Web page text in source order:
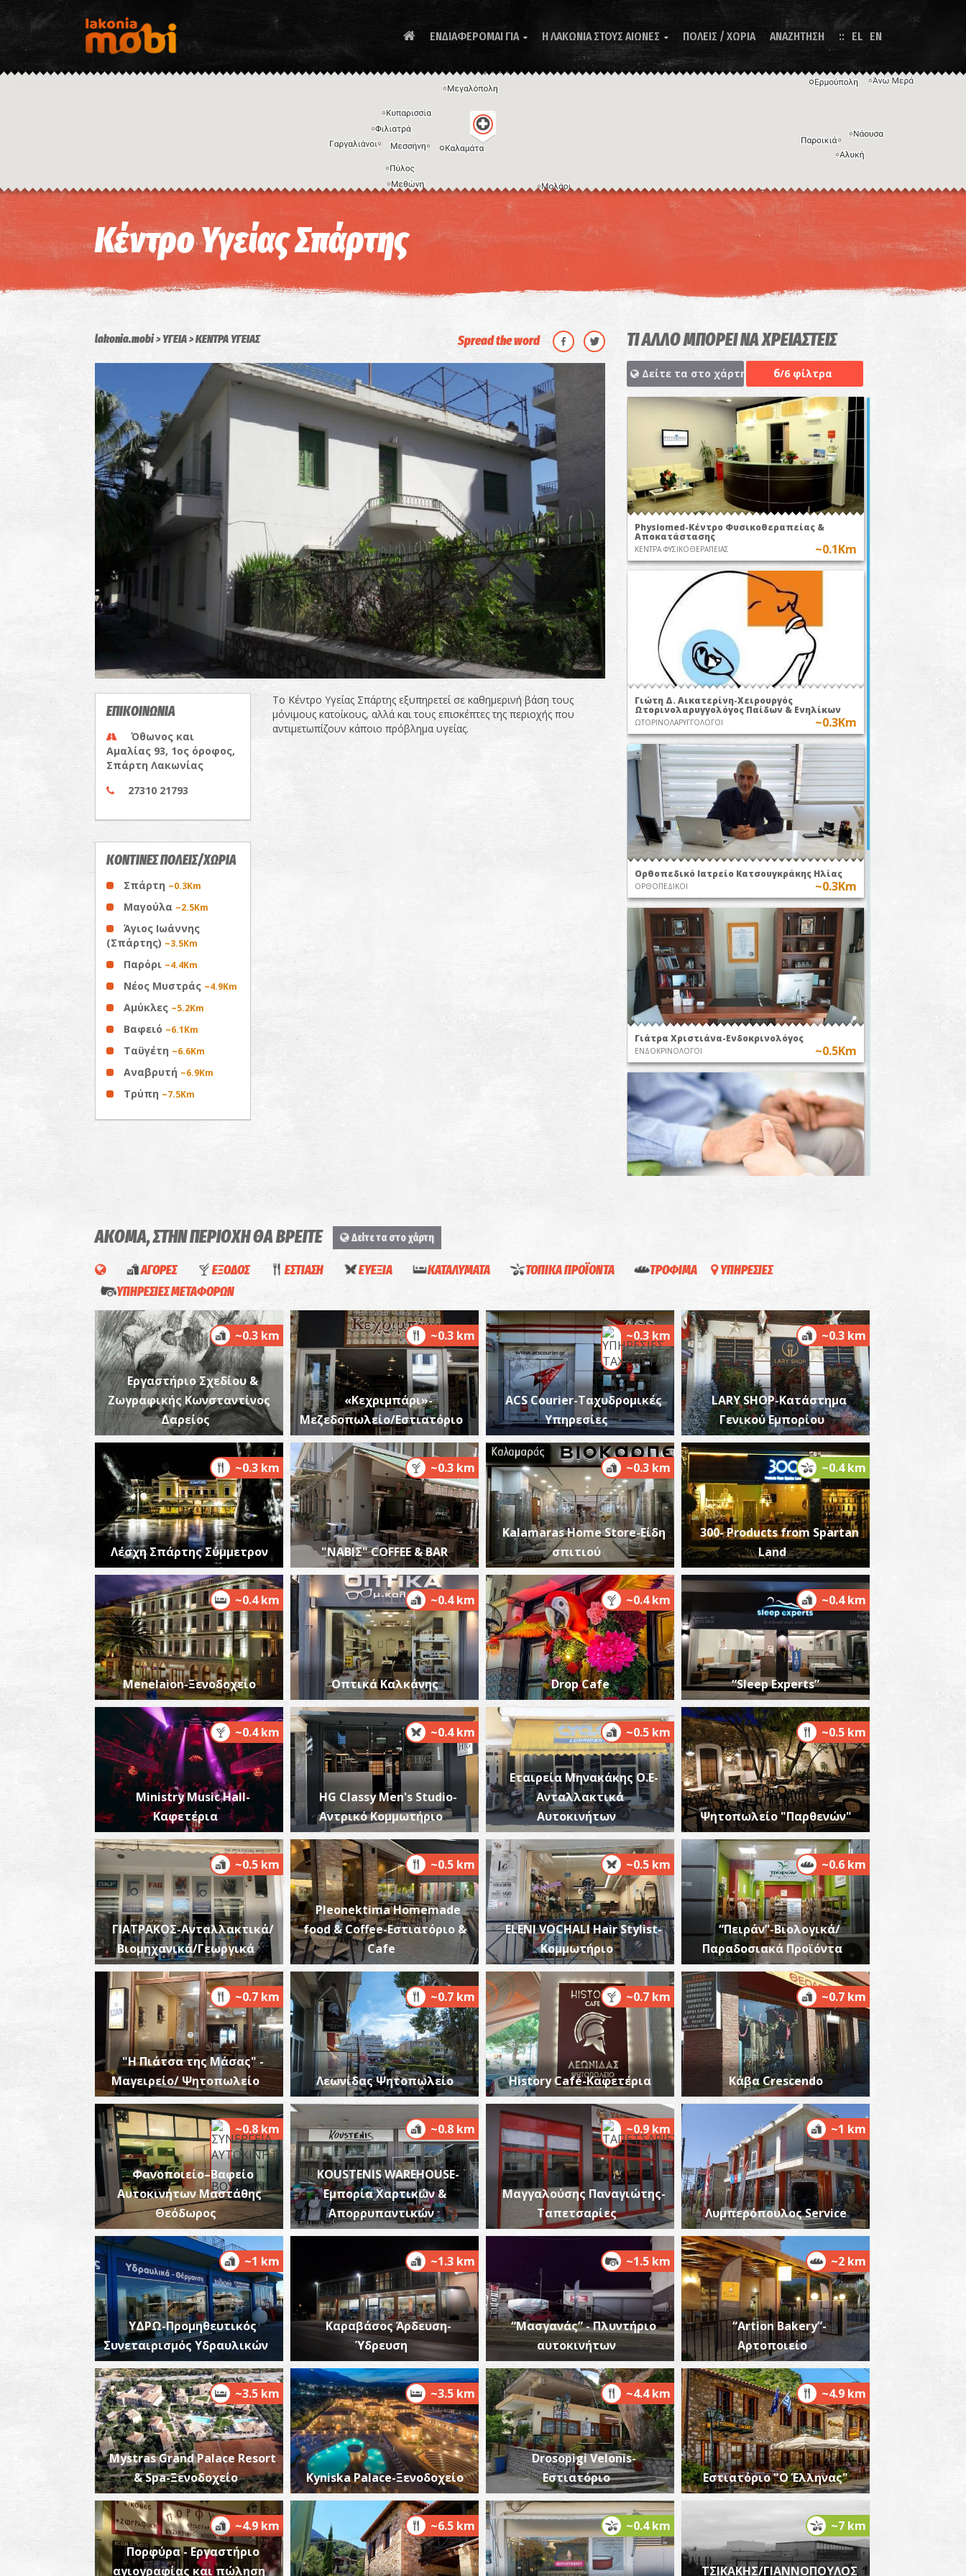
ΕΝΔΙΑΦΕΡΟΜΑΙ ΓΙΑ  Η ΛΑΚΩΝΙΑ ΣΤΟΥΣ ΑΙΩΝΕΣ  ΠΟΛΕΙΣ / ΧΩΡΙΑ ΑΝΑΖΗΤΗΣΗ EL EN
Συντομεύσεις πληκτρολογίου Η εικόνα ενδέχεται να υπόκειται σε πνευματικά δικαιώματα
Κέντρο Υγείας Σπάρτης
lakonia.mobi ΥΓΕΙΑ ΚΕΝΤΡΑ ΥΓΕΙΑΣ Spread the word
ΕΠΙΚΟΙΝΩΝΙΑ
Όθωνος και
Αμαλίας 93, 1ος όροφος,
Σπάρτη Λακωνίας
27310 21793
ΚΟΝΤΙΝΕΣ ΠΟΛΕΙΣ/ΧΩΡΙΑ
Σπάρτη ~0.3Km
Μαγούλα ~2.5Km
Άγιος Ιωάννης
(Σπάρτης) ~3.5Km
Παρόρι ~4.4Km
Νέος Μυστράς ~4.9Km
Αμύκλες ~5.2Km
Βαφειό ~6.1Km
Ταϋγέτη ~6.6Km
Αναβρυτή ~6.9Km
Τρύπη ~7.5Km
Το Κέντρο Υγείας Σπάρτης εξυπηρετεί σε καθημερινή βάση τους
μόνιμους κατοίκους, αλλά και τους επισκέπτες της περιοχής που
αντιμετωπίζουν κάποιο πρόβλημα υγείας.
ΤΙ ΑΛΛΟ ΜΠΟΡΕΙ ΝΑ ΧΡΕΙΑΣΤΕΙΣ
Δείτε τα στο χάρτη 6/6 φίλτρα
Physiomed-Κέντρο Φυσικοθεραπείας &
Αποκατάστασης
ΚΕΝΤΡΑ ΦΥΣΙΚΟΘΕΡΑΠΕΙΑΣ ~0.1Km
Γιώτη Δ. Αικατερίνη-Χειρουργός
Ωτορινολαρυγγολόγος Παίδων & Ενηλίκων
ΩΤΟΡΙΝΟΛΑΡΥΓΓΟΛΟΓΟΙ ~0.3Km
Ορθοπεδικό Ιατρείο Κατσουγκράκης Ηλίας
ΟΡΘΟΠΕΔΙΚΟΙ ~0.3Km
Γιάτρα Χριστιάνα-Ενδοκρινολόγος
ΕΝΔΟΚΡΙΝΟΛΟΓΟΙ ~0.5Km
Γενικό Νοσοκομείο Σπάρτης
ΝΟΣΟΚΟΜΕΙΑ ~2Km
ΠΕΡΙΦΕΡΕΙΑΚΟ ΙΑΤΡΕΙΟ ΣΚΟΥΡΑΣ
ΠΕΡΙΦΕΡΕΙΑΚΑ ΙΑΤΡΕΙΑ ~8.3Km
ΠΕΡΙΦΕΡΕΙΑΚΟ ΙΑΤΡΕΙΟ ΛΟΓΓΑΣΤΡΑΣ
ΠΕΡΙΦΕΡΕΙΑΚΑ ΙΑΤΡΕΙΑ ~8.7Km
ΑΚΟΜΑ, ΣΤΗΝ ΠΕΡΙΟΧΗ ΘΑ ΒΡΕΙΤΕ Δείτε τα στο χάρτη
ΑΓΟΡΕΣ ΕΞΟΔΟΣ ΕΣΤΙΑΣΗ ΕΥΕΞΙΑ ΚΑΤΑΛΥΜΑΤΑ ΤΟΠΙΚΑ ΠΡΟΪΟΝΤΑ ΤΡΟΦΙΜΑ
ΥΠΗΡΕΣΙΕΣ
ΥΠΗΡΕΣΙΕΣ ΜΕΤΑΦΟΡΩΝ
~0.3 km
Εργαστήριο Σχεδίου &
Ζωγραφικής Κωνσταντίνος
Δαρείος
~0.3 km
«Κεχριμπάρι»-
Μεζεδοπωλείο/Εστιατόριο
~0.3 km
ACS Courier-Ταχυδρομικές
Υπηρεσίες
~0.3 km
LARY SHOP-Κατάστημα
Γενικού Εμπορίου
~0.3 km
Λέσχη Σπάρτης Σύμμετρον
~0.3 km
"ΝΑΒΙΣ" COFFEE & BAR
~0.3 km
Kalamaras Home Store-Είδη
σπιτιού
~0.4 km
300- Products from Spartan
Land
~0.4 km
Menelaion-Ξενοδοχείο
~0.4 km
Οπτικά Καλκάνης
~0.4 km
Drop Cafe
~0.4 km
“Sleep Experts”
~0.4 km
Ministry Music Hall-
Καφετέρια
~0.4 km
HG Classy Men's Studio-
Αντρικό Κομμωτήριο
~0.5 km
Εταιρεία Μηνακάκης Ο.Ε-
Ανταλλακτικά
Αυτοκινήτων
~0.5 km
Ψητοπωλείο "Παρθενών"
~0.5 km
ΓΙΑΤΡΑΚΟΣ-Ανταλλακτικά/
Βιομηχανικά/Γεωργικά
~0.5 km
Pleonektima Homemade
food & Coffee-Εστιατόριο &
Cafe
~0.5 km
ELENI VOCHALI Hair Stylist-
Κομμωτήριο
~0.6 km
“Πειράν”-Βιολογικά/
Παραδοσιακά Προϊόντα
~0.7 km
"Η Πιάτσα της Μάσας" -
Μαγειρείο/ Ψητοπωλείο
~0.7 km
Λεωνίδας Ψητοπωλείο
~0.7 km
History Café-Καφετέρια
~0.7 km
Κάβα Crescendo
~0.8 km
Φανοποιείο–Βαφείο
Αυτοκινήτων Μαστάθης
Θεόδωρος
~0.8 km
KOUSTENIS WAREHOUSE-
Εμπορία Χαρτικών &
Απορρυπαντικών
~0.9 km
Μαγγαλούσης Παναγιώτης-
Ταπετσαρίες
~1 km
Λυμπερόπουλος Service
~1 km
ΥΔΡΩ-Προμηθευτικός
Συνεταιρισμός Υδραυλικών
~1.3 km
Καραβάσος Άρδευση-
Ύδρευση
~1.5 km
“Μασγανάς” - Πλυντήριο
αυτοκινήτων
~2 km
“Artion Bakery”-
Αρτοποιείο
~3.5 km
Mystras Grand Palace Resort
& Spa-Ξενοδοχείο
~3.5 km
Kyniska Palace-Ξενοδοχείο
~4.4 km
Drosopigi Velonis-
Εστιατόριο
~4.9 km
Εστιατόριο "Ο Έλληνας"
~4.9 km
Πορφύρα - Εργαστήριο
αγιογραφίας και πώληση
~6.5 km ~0.4 km ~7 km
ΤΣΙΚΑΚΗΣ/ΓΙΑΝΝΟΠΟΥΛΟΣ